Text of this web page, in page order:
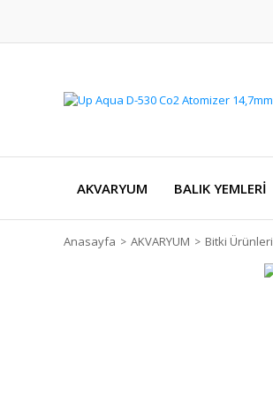
AKVARYUM BALIK YEMLERİ
Anasayfa AKVARYUM Bitki Ürünleri